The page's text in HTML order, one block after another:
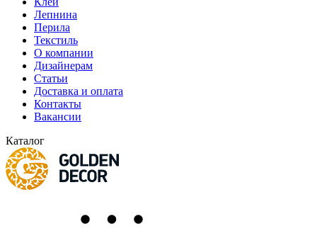
Лепнина
Перила
Текстиль
О компании
Дизайнерам
Статьи
Доставка и оплата
Контакты
Вакансии
Каталог